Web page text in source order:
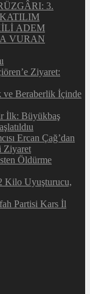
3.
ADEM
VURAN
Ziyaret:
Beraberlik İçinde
İlk: Büyükbaş
Ercan Çağ’dan
Ziyaret
Öldürme
Kilo Uyuşturucu,
Partisi Kars İl